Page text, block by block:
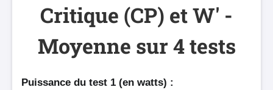
Critique (CP) et W' -
Moyenne sur 4 tests
Puissance du test 1 (en watts) :